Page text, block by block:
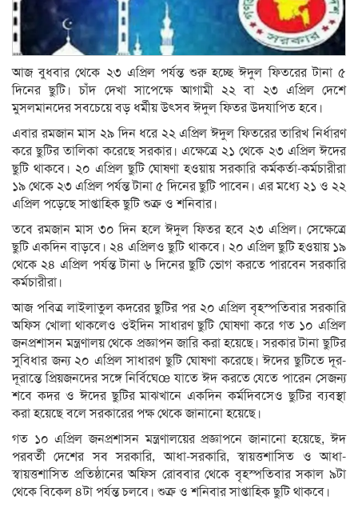
আজ বুধবার থেকে ২৩ এপ্রিল পর্যন্ত শুরু হচ্ছে ঈদুল ফিতরের টানা ৫
দিনের ছুটি। চাঁদ দেখা সাপেক্ষে আগামী ২২ বা ২৩ এপ্রিল দেশে
মুসলমানদের সবচেয়ে বড় ধর্মীয় উৎসব ঈদুল ফিতর উদযাপিত হবে।
এবার রমজান মাস ২৯ দিন ধরে ২২ এপ্রিল ঈদুল ফিতরের তারিখ নির্ধারণ
করে ছুটির তালিকা করেছে সরকার। এক্ষেত্রে ২১ থেকে ২৩ এপ্রিল ঈদের
ছুটি থাকবে। ২০ এপ্রিল ছুটি ঘোষণা হওয়ায় সরকারি কর্মকর্তা-কর্মচারীরা
১৯ থেকে ২৩ এপ্রিল পর্যন্ত টানা ৫ দিনের ছুটি পাবেন। এর মধ্যে ২১ ও ২২
এপ্রিল পড়েছে সাপ্তাহিক ছুটি শুক্র ও শনিবার।
তবে রমজান মাস ৩০ দিন হলে ঈদুল ফিতর হবে ২৩ এপ্রিল। সেক্ষেত্রে
ছুটি একদিন বাড়বে। ২৪ এপ্রিলও ছুটি থাকবে। ২০ এপ্রিল ছুটি হওয়ায় ১৯
থেকে ২৪ এপ্রিল পর্যন্ত টানা ৬ দিনের ছুটি ভোগ করতে পারবেন সরকারি
কর্মচারীরা।
আজ পবিত্র লাইলাতুল কদরের ছুটির পর ২০ এপ্রিল বৃহস্পতিবার সরকারি
অফিস খোলা থাকলেও ওইদিন সাধারণ ছুটি ঘোষণা করে গত ১০ এপ্রিল
জনপ্রশাসন মন্ত্রণালয় থেকে প্রজ্ঞাপন জারি করা হয়েছে। সরকার টানা ছুটির
সুবিধার জন্য ২০ এপ্রিল সাধারণ ছুটি ঘোষণা করেছে। ঈদের ছুটিতে দূর-
দূরান্তে প্রিয়জনদের সঙ্গে নির্বিঘেœ যাতে ঈদ করতে যেতে পারেন সেজন্য
শবে কদর ও ঈদের ছুটির মাঝখানে একদিন কর্মদিবসেও ছুটির ব্যবস্থা
করা হয়েছে বলে সরকারের পক্ষ থেকে জানানো হয়েছে।
গত ১০ এপ্রিল জনপ্রশাসন মন্ত্রণালয়ের প্রজ্ঞাপনে জানানো হয়েছে, ঈদ
পরবর্তী দেশের সব সরকারি, আধা-সরকারি, স্বায়ত্তশাসিত ও আধা-
স্বায়ত্তশাসিত প্রতিষ্ঠানের অফিস রোববার থেকে বৃহস্পতিবার সকাল ৯টা
থেকে বিকেল ৪টা পর্যন্ত চলবে। শুক্র ও শনিবার সাপ্তাহিক ছুটি থাকবে।